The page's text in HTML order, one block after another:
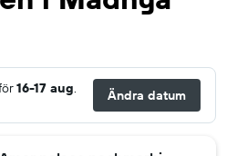
16-17 aug. Ändra datum